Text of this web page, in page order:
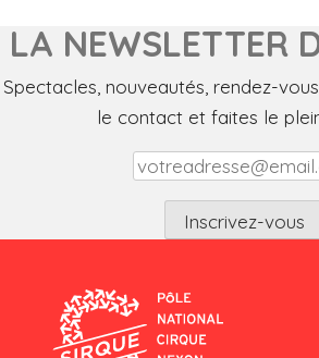
LA NEWSLETTER
Spectacles, nouveautés, rendez-
le contact et faites le